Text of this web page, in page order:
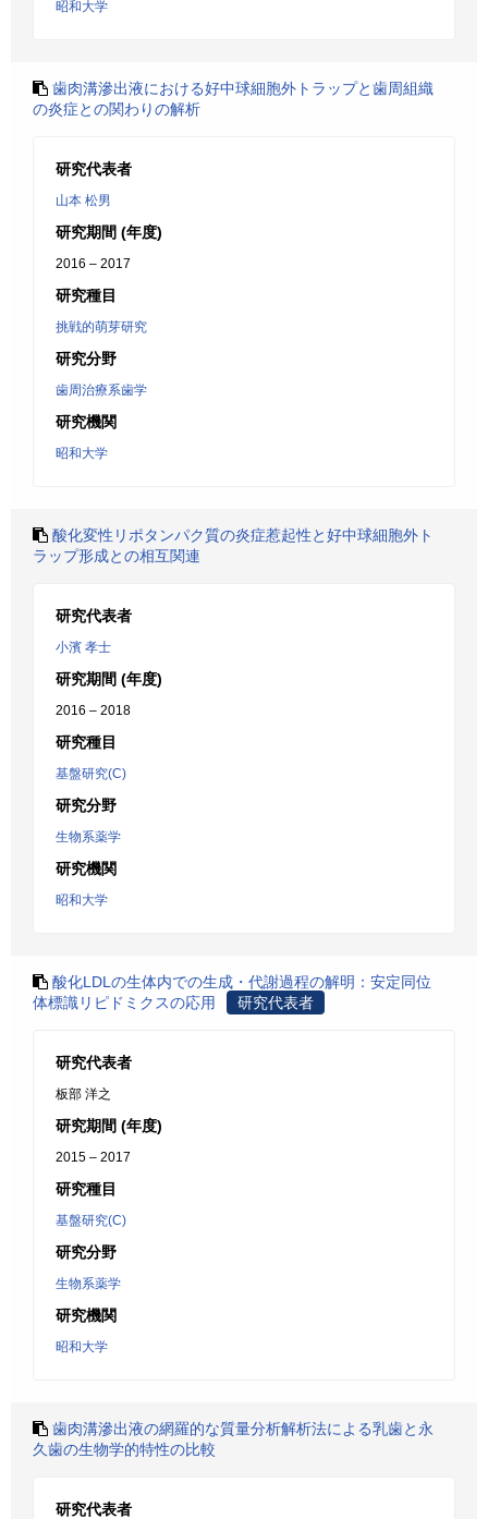
昭和大学
歯肉溝滲出液における好中球細胞外トラップと歯周組織
の炎症との関わりの解析
研究代表者
山本 松男
研究期間 (年度)
2016 – 2017
研究種目
挑戦的萌芽研究
研究分野
歯周治療系歯学
研究機関
昭和大学
酸化変性リポタンパク質の炎症惹起性と好中球細胞外ト
ラップ形成との相互関連
研究代表者
小濱 孝士
研究期間 (年度)
2016 – 2018
研究種目
基盤研究(C)
研究分野
生物系薬学
研究機関
昭和大学
酸化LDLの生体内での生成・代謝過程の解明：安定同位
体標識リピドミクスの応用
研究代表者
研究代表者
板部 洋之
研究期間 (年度)
2015 – 2017
研究種目
基盤研究(C)
研究分野
生物系薬学
研究機関
昭和大学
歯肉溝滲出液の網羅的な質量分析解析法による乳歯と永
久歯の生物学的特性の比較
研究代表者